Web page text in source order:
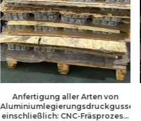
Anfertigung aller Arten von
einschließlich: CNC-Fräsprozess,